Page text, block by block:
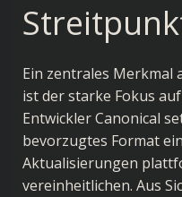
Ein zentrales
ist der starke Fokus
Entwickler Canonical
bevorzugtes Format
Aktualisierungen
vereinheitlichen. Aus